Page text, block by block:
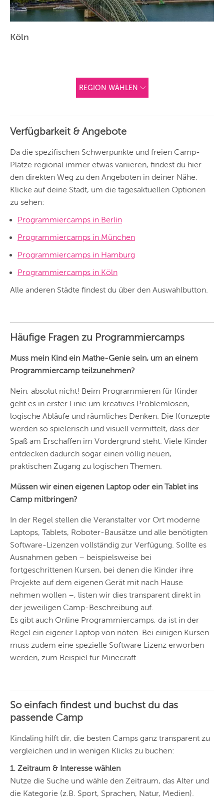
Köln
REGION WÄHLEN
Vorschlag basierend
Hier findest du vor
allem Online-
Angebote und
unserer Städte.
BERLIN
FRANKFURT
KÖLN
DÜSSELDORF
ESSEN
LEIPZIG
DRESDEN
NÜRNBERG
WIEN
ZÜRICH
Verfügbarkeit & Angebote
Da die spezifischen Schwerpunkte und freien Camp-
Plätze regional immer etwas variieren, findest du hier
den direkten Weg zu den Angeboten in deiner Nähe.
Klicke auf deine Stadt, um die tagesaktuellen Optionen
zu sehen:
Programmiercamps in Berlin
Programmiercamps in München
Programmiercamps in Hamburg
Programmiercamps in Köln
Alle anderen Städte findest du über den Auswahlbutton.
Häufige Fragen zu Programmiercamps
Muss mein Kind ein Mathe-Genie sein, um an einem
Programmiercamp teilzunehmen?
Nein, absolut nicht! Beim Programmieren für Kinder
geht es in erster Linie um kreatives Problemlösen,
logische Abläufe und räumliches Denken. Die Konzepte
werden so spielerisch und visuell vermittelt, dass der
Spaß am Erschaffen im Vordergrund steht. Viele Kinder
entdecken dadurch sogar einen völlig neuen,
praktischen Zugang zu logischen Themen.
Müssen wir einen eigenen Laptop oder ein Tablet ins
Camp mitbringen?
In der Regel stellen die Veranstalter vor Ort moderne
Laptops, Tablets, Roboter-Bausätze und alle benötigten
Software-Lizenzen vollständig zur Verfügung. Sollte es
Ausnahmen geben – beispielsweise bei
fortgeschrittenen Kursen, bei denen die Kinder ihre
Projekte auf dem eigenen Gerät mit nach Hause
nehmen wollen –, listen wir dies transparent direkt in
der jeweiligen Camp-Beschreibung auf.
Es gibt auch Online Programmiercamps, da ist in der
Regel ein eigener Laptop von nöten. Bei einigen Kursen
muss zudem eine spezielle Software Lizenz erworben
werden, zum Beispiel für Minecraft.
So einfach findest und buchst du das
passende Camp
Kindaling hilft dir, die besten Camps ganz transparent zu
vergleichen und in wenigen Klicks zu buchen:
1. Zeitraum & Interesse wählen
Nutze die Suche und wähle den Zeitraum, das Alter und
die Kategorie (z.B. Sport, Sprachen, Natur, Medien).